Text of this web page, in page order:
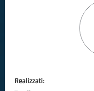
Realizzati: